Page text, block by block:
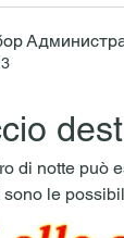
di notte può
le